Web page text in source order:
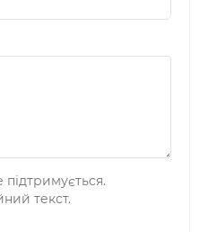
підтримується.
текст.